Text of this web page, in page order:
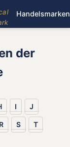
Handelsmarken
der
I J
R S T